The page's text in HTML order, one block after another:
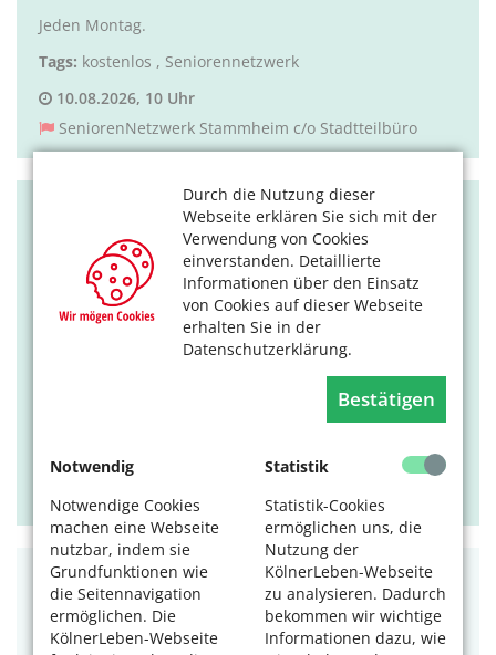
Durch die Nutzung dieser
Webseite erklären Sie sich mit der
Verwendung von Cookies
einverstanden. Detaillierte
Informationen über den Einsatz
von Cookies auf dieser Webseite
erhalten Sie in der
Datenschutzerklärung.
Bestätigen
Notwendig
Notwendige Cookies
machen eine Webseite
nutzbar, indem sie
Grundfunktionen wie
die Seitennavigation
ermöglichen. Die
KölnerLeben-Webseite
Statistik
Statistik-Cookies
ermöglichen uns, die
Nutzung der
KölnerLeben-Webseite
zu analysieren. Dadurch
bekommen wir wichtige
Informationen dazu, wie
Jeden Montag.
Tags: kostenlos , Seniorennetzwerk
10.08.2026, 10 Uhr
SeniorenNetzwerk Stammheim c/o Stadtteilbüro
Perspektiven 60Plus - Die schönen
Seiten des Älterwerdens
entdecken
11.08.2026, 10 Uhr
VHS Stadt Köln
SNW Ensen-Westhoven: Offener